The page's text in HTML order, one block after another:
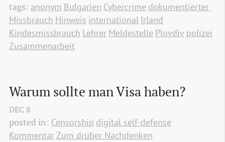
tags: anonym Bulgarien Cybercrime dokumentierter
Missbrauch Hinweis international Irland
Kindesmissbrauch Lehrer Meldestelle Plovdiv polizei
Zusammenarbeit
Warum sollte man Visa haben?
DEC 8
posted in: Censorship digital self-defense
KommentarZum drüber Nachdenken